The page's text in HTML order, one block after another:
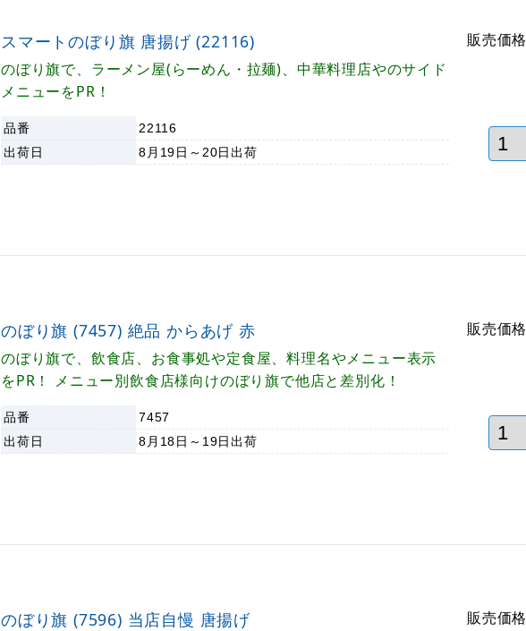
スマートのぼり旗 唐揚げ (22116)
のぼり旗で、ラーメン屋(らーめん・拉麺)、中華料理店やのサイド
メニューをPR！
品番 22116
出荷日 8月19日～20日出荷
販売価格
のぼり旗 (7457) 絶品 からあげ 赤
のぼり旗で、飲食店、お食事処や定食屋、料理名やメニュー表示
をPR！ メニュー別飲食店様向けのぼり旗で他店と差別化！
品番 7457
出荷日 8月18日～19日出荷
販売価格
のぼり旗 (7596) 当店自慢 唐揚げ 販売価格